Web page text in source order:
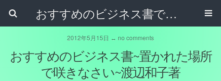
おすすめのビジネス書で自己啓発！
2012年5月15日 ↔ no comments
おすすめのビジネス書~置かれた場所
で咲きなさい~渡辺和子著